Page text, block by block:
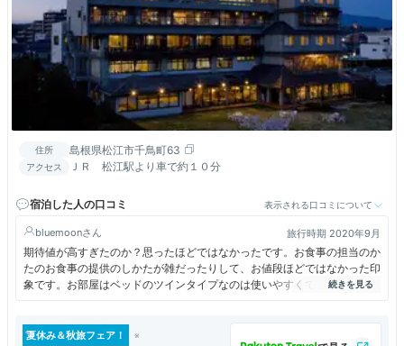
住所 島根県松江市千鳥町63
アクセス ＪＲ 松江駅より車で約１０分
宿泊した人の口コミ 表示される口コミについて
bluemoon 旅行時期 2020年9月
期待値が高すぎたのか？思ったほどではなかったです。お食事の担当のか
たのお食事の提供のしかたが雑だったりして、お値段ほどではなかった印
象です。お部屋はベッドのツインタイプなのは使いやすくてよかったで
す。湖は目の前でした！
夏休み＆秋旅フェア！